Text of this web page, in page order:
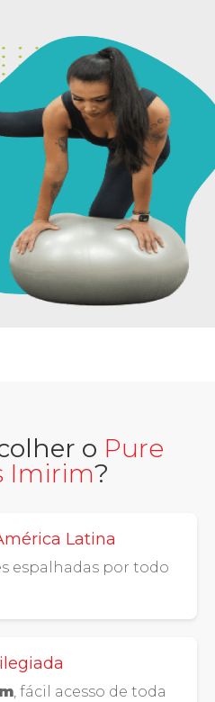
o Pure
Imirim?
Latina
espalhadas por todo
, fácil acesso de toda